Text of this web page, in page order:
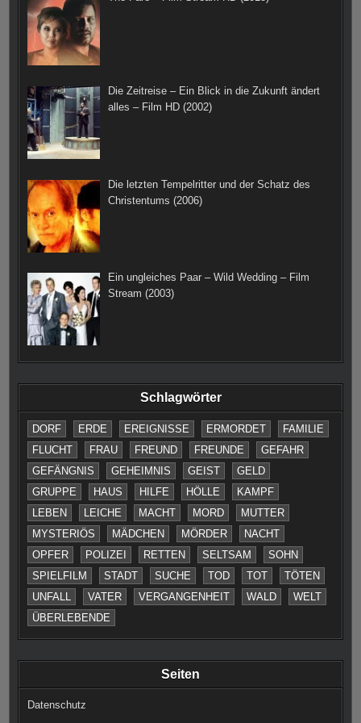
Die Zeitreise – Ein Blick in die Zukunft ändert
alles – Film HD (2002)
Die letzten Tempelritter und der Schatz des
Christentums (2006)
Ein ungleiches Paar – Wild Wedding – Film
Stream (2003)
Schlagwörter
DORF ERDE EREIGNISSE ERMORDET
FAMILIE
FLUCHT
FRAU FREUND FREUNDE
GEFAHR
GEFÄNGNIS
GEHEIMNIS GEIST
GELD
GRUPPE
HAUS HILFE HÖLLE
KAMPF
LEBEN
LEICHE MACHT MORD
MUTTER
MYSTERIÖS
MÄDCHEN MÖRDER
NACHT
OPFER
POLIZEI RETTEN SELTSAM
SOHN
SPIELFILM
STADT SUCHE TOD TOT
TÖTEN
UNFALL
VATER VERGANGENHEIT WALD
WELT
ÜBERLEBENDE
Seiten
Datenschutz